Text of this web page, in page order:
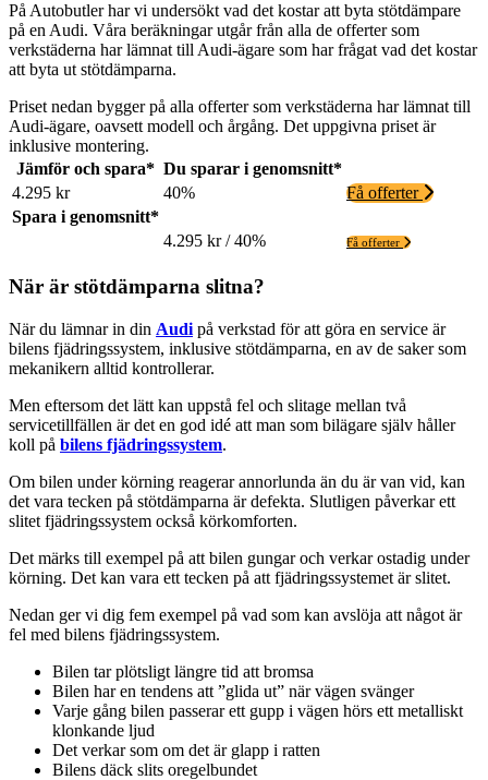
På Autobutler har vi undersökt vad det kostar att byta stötdämpare
på en Audi. Våra beräkningar utgår från alla de offerter som
verkstäderna har lämnat till Audi-ägare som har frågat vad det kostar
att byta ut stötdämparna.
Priset nedan bygger på alla offerter som verkstäderna har lämnat till
Audi-ägare, oavsett modell och årgång. Det uppgivna priset är
inklusive montering.
Jämför och spara* Du sparar i genomsnitt*
4.295 kr
40%
Få offerter
Spara i genomsnitt*
4.295 kr / 40%
Få offerter
När är stötdämparna slitna?
När du lämnar in din Audi på verkstad för att göra en service är
bilens fjädringssystem, inklusive stötdämparna, en av de saker som
mekanikern alltid kontrollerar.
Men eftersom det lätt kan uppstå fel och slitage mellan två
servicetillfällen är det en god idé att man som bilägare själv håller
koll på bilens fjädringssystem.
Om bilen under körning reagerar annorlunda än du är van vid, kan
det vara tecken på stötdämparna är defekta. Slutligen påverkar ett
slitet fjädringssystem också körkomforten.
Det märks till exempel på att bilen gungar och verkar ostadig under
körning. Det kan vara ett tecken på att fjädringssystemet är slitet.
Nedan ger vi dig fem exempel på vad som kan avslöja att något är
fel med bilens fjädringssystem.
Bilen tar plötsligt längre tid att bromsa
Bilen har en tendens att ”glida ut” när vägen svänger
Varje gång bilen passerar ett gupp i vägen hörs ett metalliskt
klonkande ljud
Det verkar som om det är glapp i ratten
Bilens däck slits oregelbundet